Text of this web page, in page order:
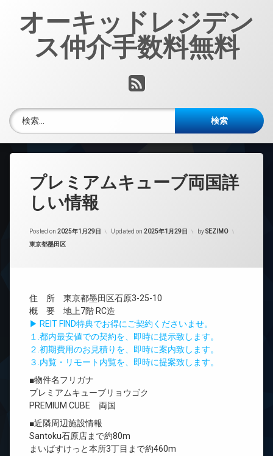
オーキッドレジデン
ス仲介手数料無料
RSS
検索:
プレミアムキューブ両国詳
しい情報
Posted on 2025年1月29日 Updated on 2025年1月29日 bySEZIMO
カテゴリー:
東京都墨田区
住 所 東京都墨田区石原3-25-10
概 要 地上7階 RC造
▶ REIT FIND特典でお得にご契約くださいませ。
１.都内最安値での契約を、即時に提示致します。
２.初期費用のお見積りを、即時に案内致します。
３.内覧・リモート内覧を、即時に提案致します。
■物件名フリガナ
プレミアムキューブリョウゴク
PREMIUM CUBE 両国
■近隣周辺施設情報
Santoku石原店まで約80m
まいばすけっと本所3丁目まで約460m